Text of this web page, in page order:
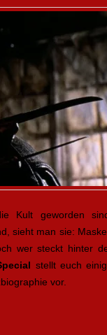
Kult geworden
sieht man sie:
wer steckt hinter
stellt euch
vor.